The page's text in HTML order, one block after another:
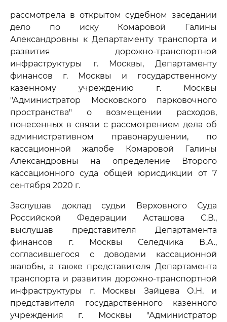
рассмотрела в открытом судебном заседании
дело по иску Комаровой Галины
Александровны к Департаменту транспорта и
развития дорожно-транспортной
инфраструктуры г. Москвы, Департаменту
финансов г. Москвы и государственному
казенному учреждению г. Москвы
"Администратор Московского парковочного
пространства" о возмещении расходов,
понесенных в связи с рассмотрением дела об
административном правонарушении, по
кассационной жалобе Комаровой Галины
Александровны на определение Второго
кассационного суда общей юрисдикции от 7
сентября 2020 г.
Заслушав доклад судьи Верховного Суда
Российской Федерации Асташова С.В.,
выслушав представителя Департамента
финансов г. Москвы Селедчика В.А.,
согласившегося с доводами кассационной
жалобы, а также представителя Департамента
транспорта и развития дорожно-транспортной
инфраструктуры г. Москвы Зайцева О.Н. и
представителя государственного казенного
учреждения г. Москвы "Администратор